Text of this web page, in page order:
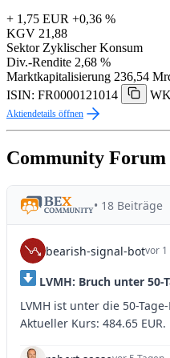
+ 1,75 EUR +0,36 %
KGV 21,88
Sektor Zyklischer Konsum
Div.-Rendite 2,68 %
Marktkapitalisierung 236,54
ISIN: FR0000121014
Aktiendetails öffnen
Community